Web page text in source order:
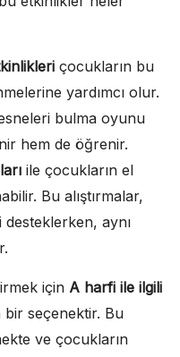
çocukların bu
yardımcı olur.
bulma oyunu
hem de öğrenir.
ile çocukların el
Bu alıştırmalar,
aynı
için A harfi ile ilgili
bir seçenektir. Bu
ve çocukların